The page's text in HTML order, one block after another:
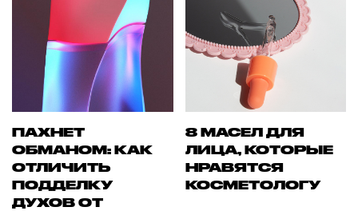
ПАХНЕТ
ОБМАНОМ: КАК
ОТЛИЧИТЬ
ПОДДЕЛКУ
ДУХОВ ОТ
8 МАСЕЛ ДЛЯ
ЛИЦА, КОТОРЫЕ
НРАВЯТСЯ
КОСМЕТОЛОГУ